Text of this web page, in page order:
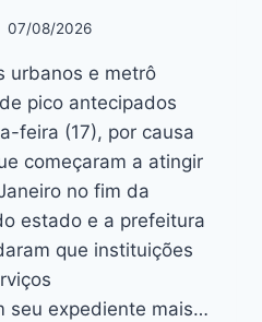
07/08/2026
urbanos e metrô
pico antecipados
feira (17), por causa
começaram a atingir
no fim da
estado e a prefeitura
que instituições
seu expediente mais…